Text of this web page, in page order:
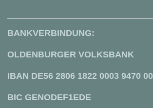
BANKVERBINDUNG:
OLDENBURGER VOLKSBANK
IBAN DE56 2806 1822 0003 9470 00
BIC GENODEF1EDE